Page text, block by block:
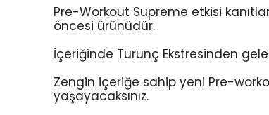
Pre-Workout Supreme etkisi
öncesi ürünüdür.
İçeriğinde Turunç Ekstresinden
Zengin içeriğe sahip yeni Pre-
yaşayacaksınız.